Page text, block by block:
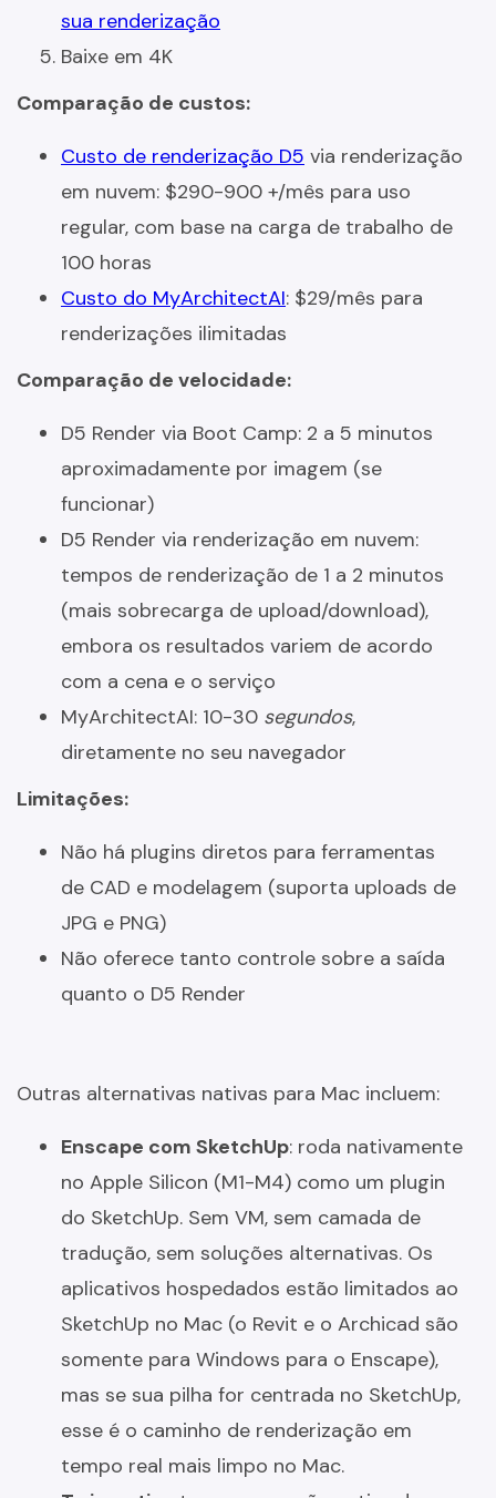
sua renderização
Baixe em 4K
Comparação de custos:
Custo de renderização D5 via renderização
em nuvem: $290-900 +/mês para uso
regular, com base na carga de trabalho de
100 horas
Custo do MyArchitectAI: $29/mês para
renderizações ilimitadas
Comparação de velocidade:
D5 Render via Boot Camp: 2 a 5 minutos
aproximadamente por imagem (se
funcionar)
D5 Render via renderização em nuvem:
tempos de renderização de 1 a 2 minutos
(mais sobrecarga de upload/download),
embora os resultados variem de acordo
com a cena e o serviço
MyArchitectAI: 10-30 segundos,
diretamente no seu navegador
Limitações:
Não há plugins diretos para ferramentas
de CAD e modelagem (suporta uploads de
JPG e PNG)
Não oferece tanto controle sobre a saída
quanto o D5 Render
Outras alternativas nativas para Mac incluem:
Enscape com SketchUp: roda nativamente
no Apple Silicon (M1-M4) como um plugin
do SketchUp. Sem VM, sem camada de
tradução, sem soluções alternativas. Os
aplicativos hospedados estão limitados ao
SketchUp no Mac (o Revit e o Archicad são
somente para Windows para o Enscape),
mas se sua pilha for centrada no SketchUp,
esse é o caminho de renderização em
tempo real mais limpo no Mac.